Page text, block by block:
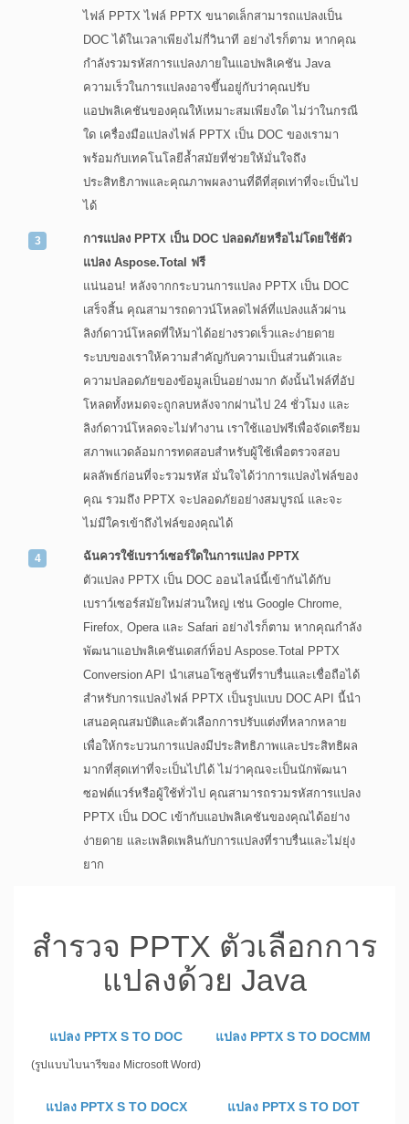
ไฟล์ PPTX ไฟล์ PPTX ขนาดเล็กสามารถแปลงเป็น
DOC ได้ในเวลาเพียงไม่กี่วินาที อย่างไรก็ตาม หากคุณ
กำลังรวมรหัสการแปลงภายในแอปพลิเคชัน Java
ความเร็วในการแปลงอาจขึ้นอยู่กับว่าคุณปรับ
แอปพลิเคชันของคุณให้เหมาะสมเพียงใด ไม่ว่าในกรณี
ใด เครื่องมือแปลงไฟล์ PPTX เป็น DOC ของเรามา
พร้อมกับเทคโนโลยีล้ำสมัยที่ช่วยให้มั่นใจถึง
ประสิทธิภาพและคุณภาพผลงานที่ดีที่สุดเท่าที่จะเป็นไป
ได้
การแปลง PPTX เป็น DOC ปลอดภัยหรือไม่โดยใช้ตัว
แปลง Aspose.Total ฟรี
แน่นอน! หลังจากกระบวนการแปลง PPTX เป็น DOC
เสร็จสิ้น คุณสามารถดาวน์โหลดไฟล์ที่แปลงแล้วผ่าน
ลิงก์ดาวน์โหลดที่ให้มาได้อย่างรวดเร็วและง่ายดาย
ระบบของเราให้ความสำคัญกับความเป็นส่วนตัวและ
ความปลอดภัยของข้อมูลเป็นอย่างมาก ดังนั้นไฟล์ที่อัป
โหลดทั้งหมดจะถูกลบหลังจากผ่านไป 24 ชั่วโมง และ
ลิงก์ดาวน์โหลดจะไม่ทำงาน เราใช้แอปฟรีเพื่อจัดเตรียม
สภาพแวดล้อมการทดสอบสำหรับผู้ใช้เพื่อตรวจสอบ
ผลลัพธ์ก่อนที่จะรวมรหัส มั่นใจได้ว่าการแปลงไฟล์ของ
คุณ รวมถึง PPTX จะปลอดภัยอย่างสมบูรณ์ และจะ
ไม่มีใครเข้าถึงไฟล์ของคุณได้
ฉันควรใช้เบราว์เซอร์ใดในการแปลง PPTX
ตัวแปลง PPTX เป็น DOC ออนไลน์นี้เข้ากันได้กับ
เบราว์เซอร์สมัยใหม่ส่วนใหญ่ เช่น Google Chrome,
Firefox, Opera และ Safari อย่างไรก็ตาม หากคุณกำลัง
พัฒนาแอปพลิเคชันเดสก์ท็อป Aspose.Total PPTX
Conversion API นำเสนอโซลูชันที่ราบรื่นและเชื่อถือได้
สำหรับการแปลงไฟล์ PPTX เป็นรูปแบบ DOC API นี้นำ
เสนอคุณสมบัติและตัวเลือกการปรับแต่งที่หลากหลาย
เพื่อให้กระบวนการแปลงมีประสิทธิภาพและประสิทธิผล
มากที่สุดเท่าที่จะเป็นไปได้ ไม่ว่าคุณจะเป็นนักพัฒนา
ซอฟต์แวร์หรือผู้ใช้ทั่วไป คุณสามารถรวมรหัสการแปลง
PPTX เป็น DOC เข้ากับแอปพลิเคชันของคุณได้อย่าง
ง่ายดาย และเพลิดเพลินกับการแปลงที่ราบรื่นและไม่ยุ่ง
ยาก
สำรวจ PPTX ตัวเลือกการ
แปลงด้วย Java
แปลง PPTX S TO DOC
(รูปแบบไบนารีของ Microsoft Word)
แปลง PPTX S TO DOCMM
แปลง PPTX S TO DOCX แปลง PPTX S TO DOT